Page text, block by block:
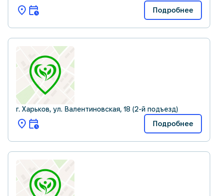
Подробнее
г. Харьков, ул. Валентиновская, 18 (2-й подъезд)
Подробнее